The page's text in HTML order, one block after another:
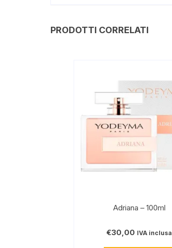
PRODOTTI CORRELATI
Adriana – 100ml
€30,00 IVA inclusa